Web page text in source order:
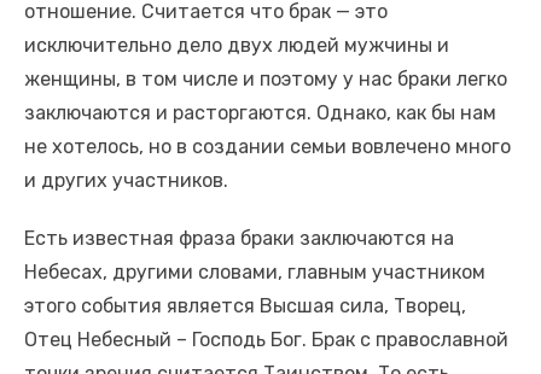
отношение. Считается что брак — это
исключительно дело двух людей мужчины и
женщины, в том числе и поэтому у нас браки легко
заключаются и расторгаются. Однако, как бы нам
не хотелось, но в создании семьи вовлечено много
и других участников.
Есть известная фраза браки заключаются на
Небесах, другими словами, главным участником
этого события является Высшая сила, Творец,
Отец Небесный – Господь Бог. Брак с православной